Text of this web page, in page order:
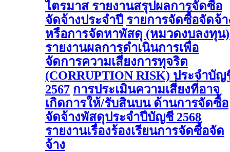
ไตรมาส รายงานสรุปผลการจัดซื้อ
จัดจ้างประจำปี รายการจัดซื้อจัดจ้า
หรือการจัดหาพัสดุ (หมวดงบลงทุน)
รายงานผลการดําเนินการเพื่อ
จัดการความเสี่ยงการทุจริต
(CORRUPTION RISK) ประจําบัญ
2567 การประเมินความเสี่ยงที่อาจ
เกิดการให้/รับสินบน ด้านการจัดซื้อ
จัดจ้างพัสดุประจําปีบัญชี 2568
รายงานเรื่องร้องเรียนการจัดซื้อจัด
จ้าง